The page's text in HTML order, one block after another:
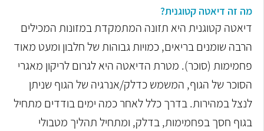
מה זה דיאטה קטוגנית?
דיאטה קטוגנית היא תזונה המתמקדת במזונות המכילים
הרבה שומנים בריאים, כמויות גבוהות של חלבון ומעט מאוד
פחמימות (סוכר). מטרת הדיאטה היא לגרום לריקון מאגרי
הסוכר של הגוף, המשמש כדלק/אנרגיה של הגוף שניתן
לנצל במהירות. בדרך כלל לאחר כמה ימים בודדים מתחיל
בגוף חסך בפחמימות, בדלק, ומתחיל תהליך מטבולי